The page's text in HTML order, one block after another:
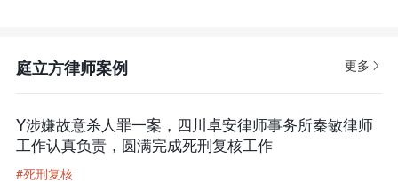
庭立方律师案例 更多
Y涉嫌故意杀人罪一案，四川卓安律师事务所秦敏律师
工作认真负责，圆满完成死刑复核工作
#死刑复核